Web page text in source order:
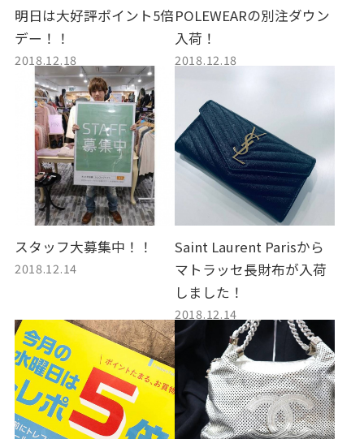
明日は大好評ポイント5倍
デー！！
2018.12.18
POLEWEARの別注ダウン
入荷！
2018.12.18
スタッフ大募集中！！
2018.12.14
Saint Laurent Parisから
マトラッセ長財布が入荷
しました！
2018.12.14